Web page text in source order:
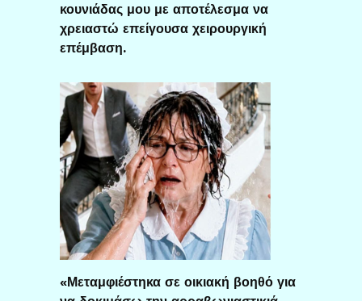
κουνιάδας μου με αποτέλεσμα να
χρειαστώ επείγουσα χειρουργική
επέμβαση.
«Μεταμφιέστηκα σε οικιακή βοηθό για